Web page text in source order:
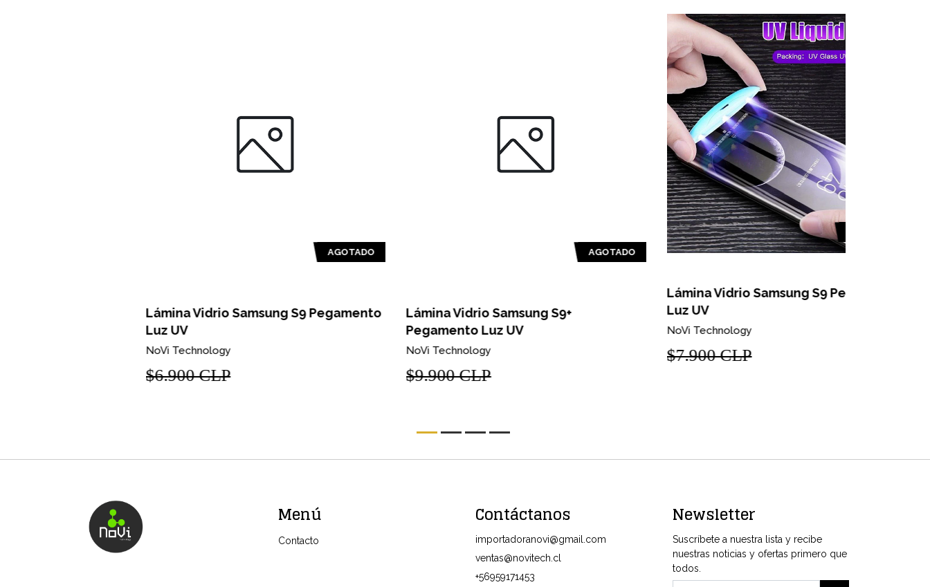
AGOTADO
Lámina Vidrio Samsung S9 Pegamento
NoVi Technology
$6.900 CLP
AGOTADO
Lámina Vidrio Samsung S9+
Pegamento Luz UV
NoVi Technology
$9.900 CLP
AGOTADO
Lámina Vidrio Samsung S9 Pegamento
NoVi Technology
$7.900 CLP
Menú
Contacto
Contáctanos
importadoranovi@gmail.com
ventas@novitech.cl
+56959171453
Newsletter
Suscríbete a nuestra lista y recibe
nuestras noticias y ofertas primero que
todos.